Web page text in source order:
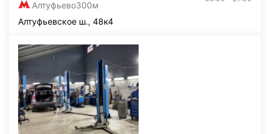
Алтуфьево300м
Алтуфьевское ш., 48к4